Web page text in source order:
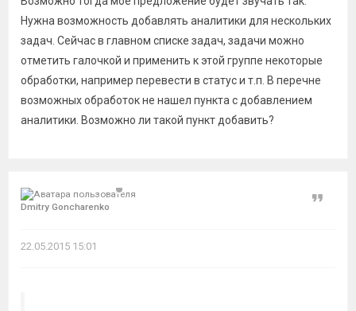
Нужна возможность добавлять аналитики для нескольких
задач. Сейчас в главном списке задач, задачи можно
отметить галочкой и применить к этой группе некоторые
обработки, например перевести в статус и т.п. В перечне
возможных обработок не нашел пункта с добавлением
аналитики. Возможно ли такой пункт добавить?
Dmitry Goncharenko
Цитата
22.05.2015 15:01